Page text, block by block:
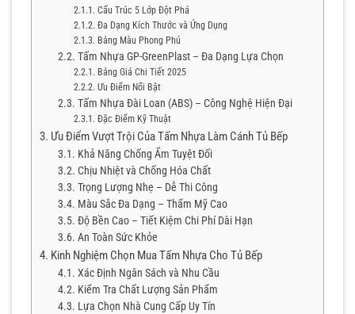
Cấu Trúc 5 Lớp Đột Phá
Đa Dạng Kích Thước và Ứng Dụng
Bảng Màu Phong Phú
Tấm Nhựa GP-GreenPlast – Đa Dạng Lựa Chọn
Bảng Giá Chi Tiết 2025
Ưu Điểm Nổi Bật
Tấm Nhựa Đài Loan (ABS) – Công Nghệ Hiện Đại
Đặc Điểm Kỹ Thuật
Ưu Điểm Vượt Trội Của Tấm Nhựa Làm Cánh Tủ Bếp
Khả Năng Chống Ẩm Tuyệt Đối
Chịu Nhiệt và Chống Hóa Chất
Trọng Lượng Nhẹ – Dễ Thi Công
Màu Sắc Đa Dạng – Thẩm Mỹ Cao
Độ Bền Cao – Tiết Kiệm Chi Phí Dài Hạn
An Toàn Sức Khỏe
Kinh Nghiệm Chọn Mua Tấm Nhựa Cho Tủ Bếp
Xác Định Ngân Sách và Nhu Cầu
Kiểm Tra Chất Lượng Sản Phẩm
Lựa Chọn Nhà Cung Cấp Uy Tín